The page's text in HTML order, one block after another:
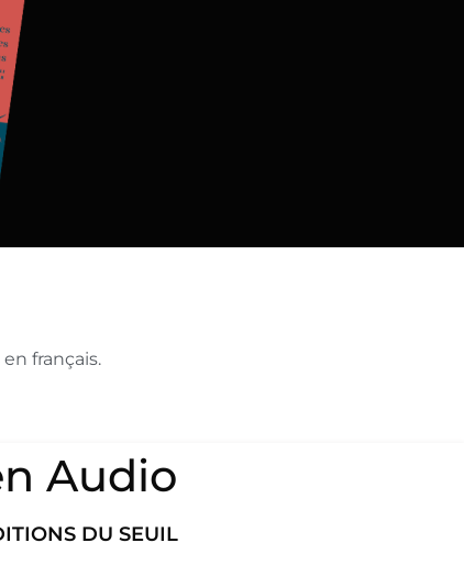
français.
Audio
DU SEUIL